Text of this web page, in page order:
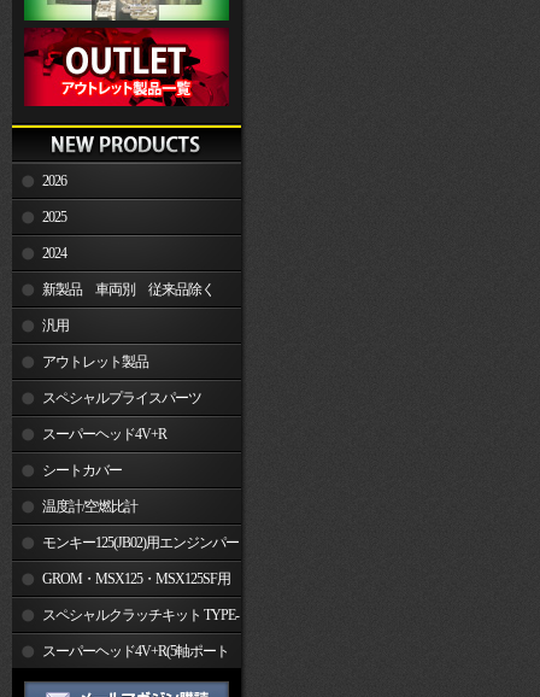
2026
2025
2024
新製品 車両別 従来品除く
汎用
アウトレット製品
スペシャルプライスパーツ
スーパーヘッド4V+R
シートカバー
温度計/空燃比計
モンキー125(JB02)用エンジンパー
ツ GROM・MSX125・MSX125SF用
エンジンパーツ
スペシャルクラッチキット TYPE-
スーパーヘッド4V+R(5軸ポート
加工)